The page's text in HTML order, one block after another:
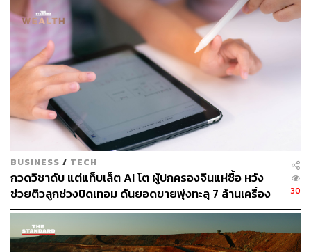
BUSINESS / TECH
กวดวิชาดับ แต่แท็บเล็ต AI โต ผู้ปกครองจีนแห่ซื้อ หวัง
ช่วยติวลูกช่วงปิดเทอม ดันยอดขายพุ่งทะลุ 7 ล้านเครื่อง
30